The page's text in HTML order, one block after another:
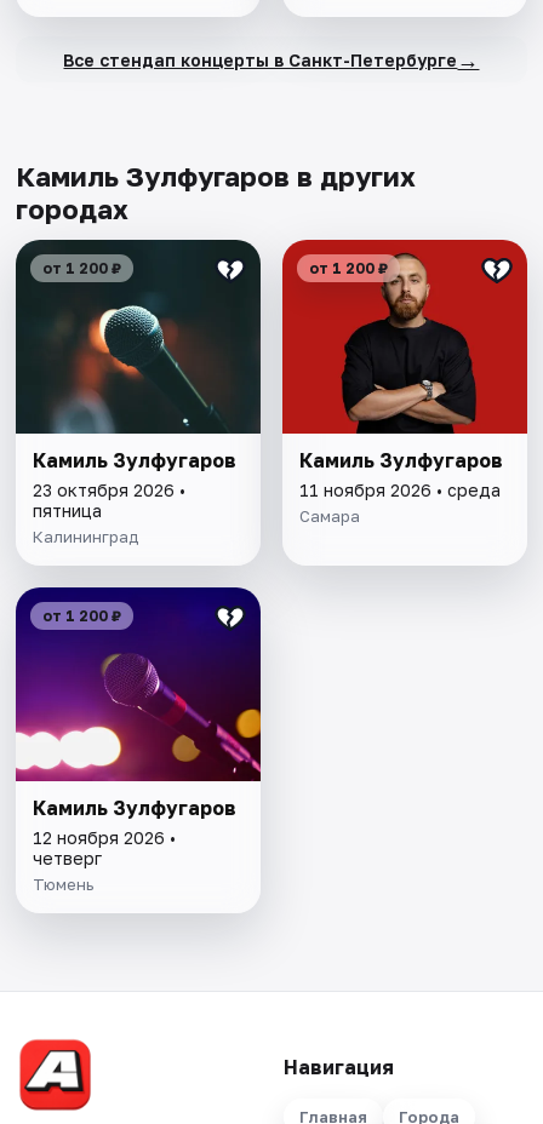
Все стендап концерты в Санкт-Петербурге →
Камиль Зулфугаров в других
городах
от 1 200 ₽
Камиль Зулфугаров
23 октября 2026 •
пятница
Калининград
от 1 200 ₽
Камиль Зулфугаров
11 ноября 2026 • среда
Самара
от 1 200 ₽
Камиль Зулфугаров
12 ноября 2026 •
четверг
Тюмень
Навигация
Главная Города